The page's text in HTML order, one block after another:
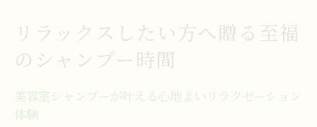
リラックスしたい方へ贈る至福
のシャンプー時間
美容室シャンプーが叶える心地よいリラクゼーション
体験